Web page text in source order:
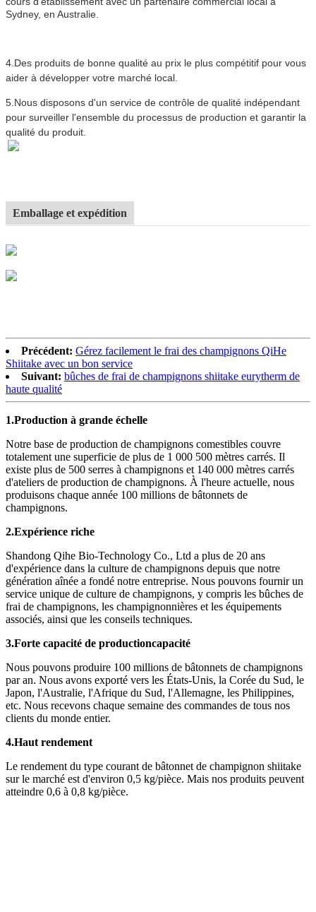
Sydney, en Australie.
4. Des produits de bonne qualité au prix le plus compétitif pour vous
aider à développer votre marché local.
5.Nous disposons d'un service de contrôle de qualité indépendant
pour surveiller l'ensemble du processus de production et garantir la
qualité du produit.
Emballage et expédition
Précédent: Gérez facilement le frai des champignons QiHe
Shiitake avec un bon service
Suivant: bûches de frai de champignons shiitake eurytherm de
haute qualité
1.Production à grande échelle
Notre base de production de champignons comestibles couvre
totalement une superficie de plus de 1 000 500 mètres carrés. Il
existe plus de 500 serres à champignons et 140 000 mètres carrés
d'ateliers de production de champignons. À l'heure actuelle, nous
produisons chaque année 100 millions de bâtonnets de
champignons.
2.Expérience riche
Shandong Qihe Bio-Technology Co., Ltd a plus de 20 ans
d'expérience dans la culture de champignons depuis que notre
génération aînée a fondé notre entreprise. Nous pouvons fournir un
service unique de culture de champignons, y compris les bûches de
frai de champignons, les champignonnières et les équipements
associés, ainsi que les conseils techniques.
3.Forte capacité de productioncapacité
Nous pouvons produire 100 millions de bâtonnets de champignons
par an. Nous avons exporté vers les États-Unis, la Corée du Sud, le
Japon, l'Australie, l'Afrique du Sud, l'Allemagne, les Philippines,
etc. Nous recevons chaque semaine des commandes de tous nos
clients du monde entier.
4.Haut rendement
Le rendement du type courant de bâtonnet de champignon shiitake
sur le marché est d'environ 0,5 kg/pièce. Mais nos produits peuvent
atteindre 0,6 à 0,8 kg/pièce.